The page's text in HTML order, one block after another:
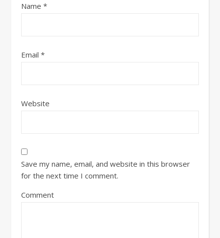
Name *
Email *
Website
Save my name, email, and website in this browser
for the next time I comment.
Comment